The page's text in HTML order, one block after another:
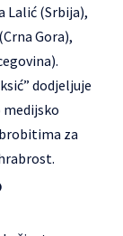
Lalić (Srbija),
Gora),
dodjeljuje
za